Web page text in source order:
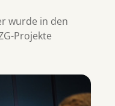
wurde in den
Projekte